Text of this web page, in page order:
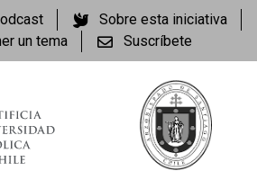
Sobre esta iniciativa
un tema
Suscríbete